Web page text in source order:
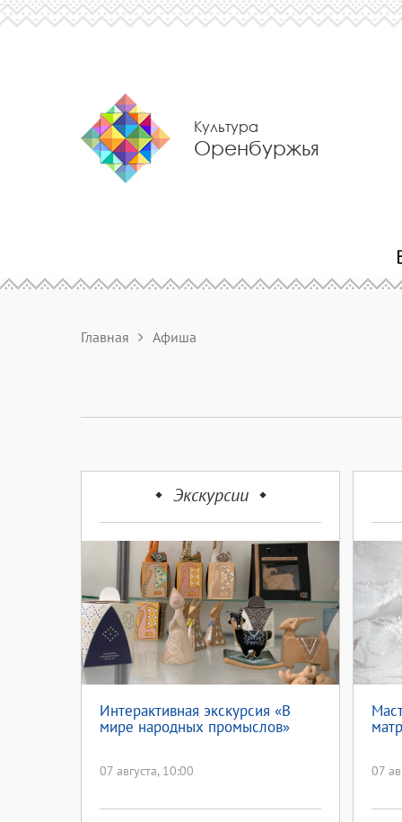
Культура
Оренбуржья
Главная Афиша
Экскурсии
Интерактивная экскурсия «В
мире народных промыслов»
07 августа, 10:00 07